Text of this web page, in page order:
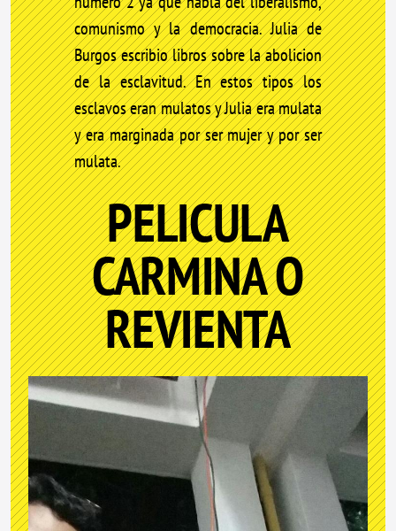
comunismo y la democracia. Julia de
Burgos escribio libros sobre la abolicion
de la esclavitud. En estos tipos los
esclavos eran mulatos y Julia era mulata
y era marginada por ser mujer y por ser
mulata.
PELICULA
CARMINA O
REVIENTA